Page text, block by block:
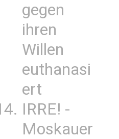
gegen
ihren
Willen
euthanasi
ert
IRRE! -
Moskauer